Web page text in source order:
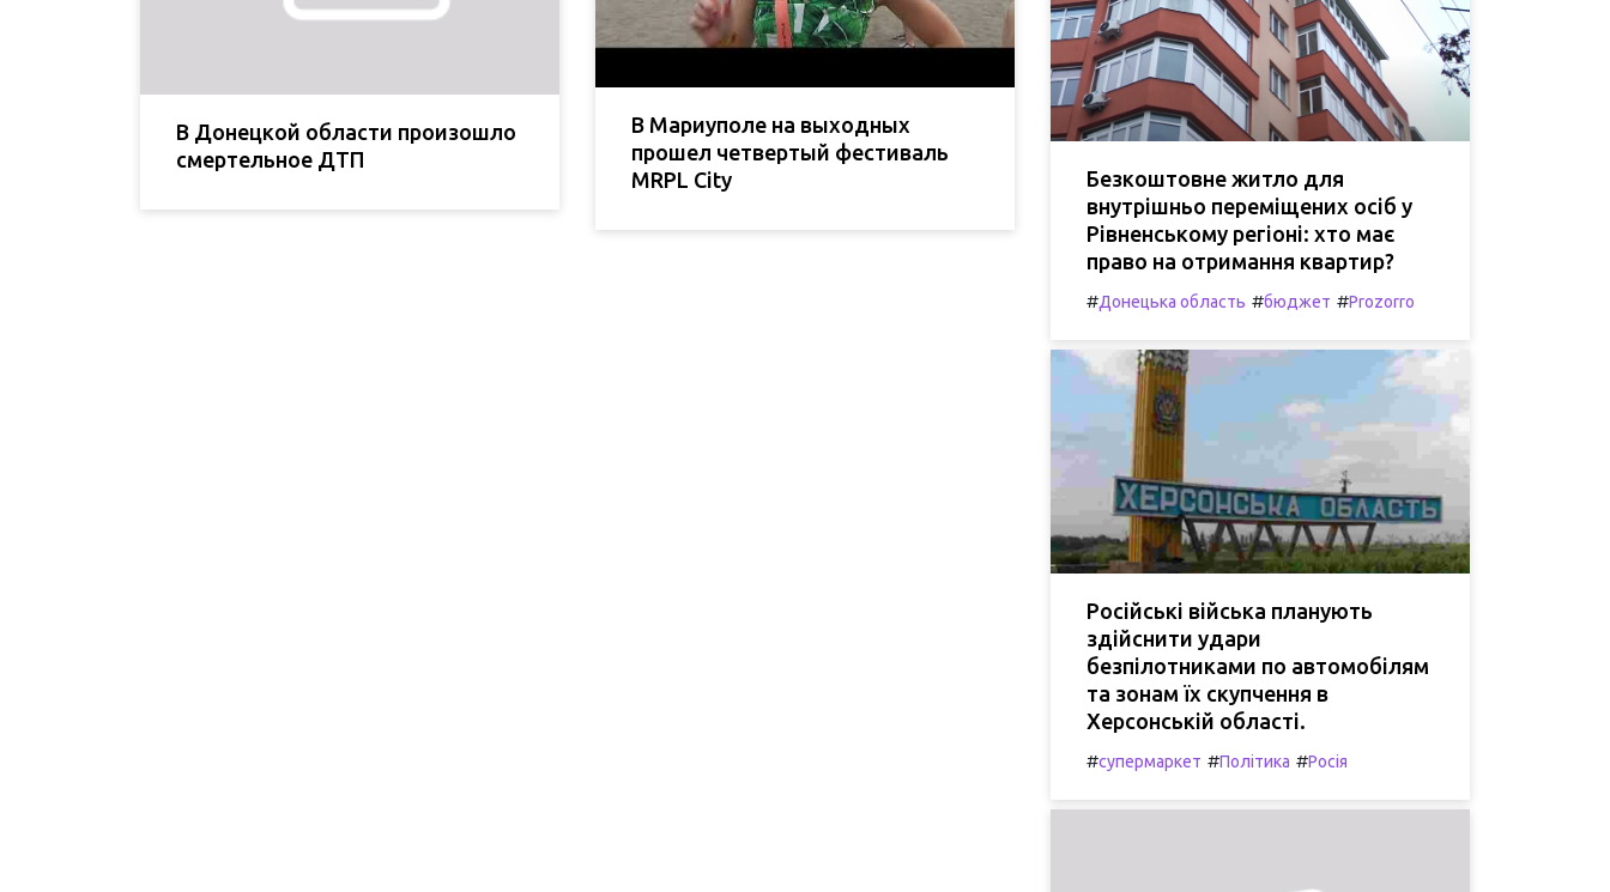
В Донецкой области произошло
смертельное ДТП
В Мариуполе на выходных
прошел четвертый фестиваль
MRPL City
Безкоштовне житло для
внутрішньо переміщених осіб у
Рівненському регіоні: хто має
право на отримання квартир?
#Донецька область #бюджет #Prozorro
Російські війська планують
здійснити удари
безпілотниками по автомобілям
та зонам їх скупчення в
Херсонській області.
#супермаркет #Політика #Росія